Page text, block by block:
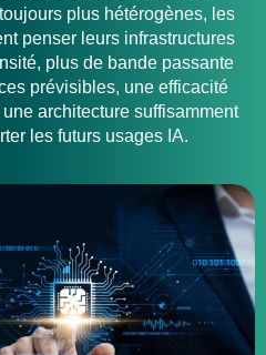
plus hétérogènes, les
penser leurs infrastructures
plus de bande passante
prévisibles, une efficacité
architecture suffisamment
les futurs usages IA.